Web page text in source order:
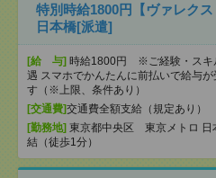
特別時給1800円【ヴァレク
日本橋[派遣]
[給 与] 時給1800円 ※ご経験・スキ
遇 スマホでかんたんに前払いで給与が
す（※上限、条件あり）
[交通費]交通費全額支給（規定あり）
[勤務地] 東京都中央区 東京メトロ 日
結（徒歩1分）